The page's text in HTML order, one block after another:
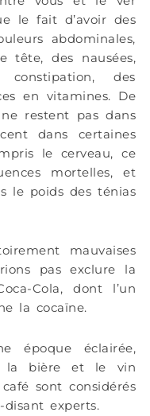
le fait d’avoir des
abdominales,
tête, des nausées,
des
en vitamines. De
restent pas dans
dans certaines
le cerveau, ce
mortelles, et
le poids des ténias
mauvaises
pas exclure la
Cola, dont l’un
la cocaïne.
époque éclairée,
la bière et le vin
sont considérés
experts.